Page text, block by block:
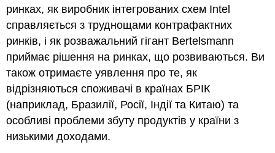
ринках, як виробник інтегрованих схем Intel
справляється з труднощами контрафактних
ринків, і як розважальний гігант Bertelsmann
приймає рішення на ринках, що розвиваються. Ви
також отримаєте уявлення про те, як
відрізняються споживачі в країнах БРІК
(наприклад, Бразилії, Росії, Індії та Китаю) та
особливі проблеми збуту продуктів у країни з
низькими доходами.